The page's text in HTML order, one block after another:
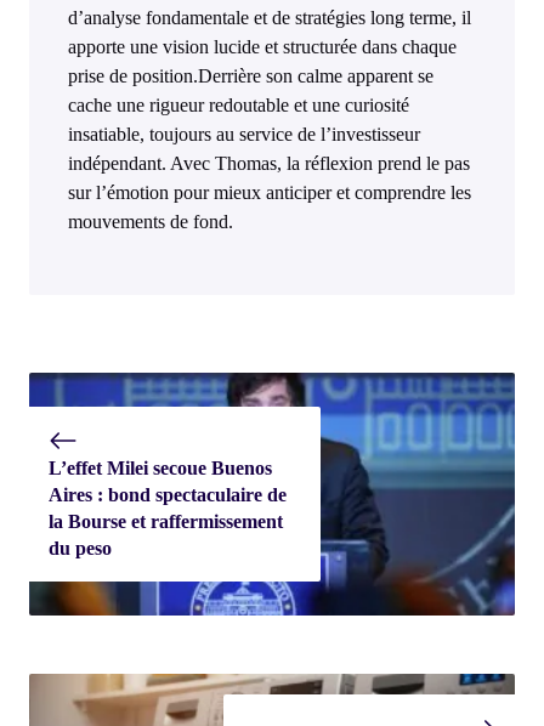
d’analyse fondamentale et de stratégies long terme, il
apporte une vision lucide et structurée dans chaque
prise de position.Derrière son calme apparent se
cache une rigueur redoutable et une curiosité
insatiable, toujours au service de l’investisseur
indépendant. Avec Thomas, la réflexion prend le pas
sur l’émotion pour mieux anticiper et comprendre les
mouvements de fond.
L’effet Milei secoue Buenos
Aires : bond spectaculaire de
la Bourse et raffermissement
du peso